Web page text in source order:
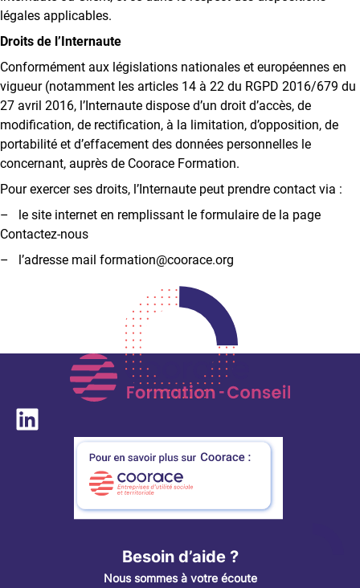
légales applicables.
Droits de l’Internaute
Conformément aux législations nationales et européennes en
vigueur (notamment les articles 14 à 22 du RGPD 2016/679 du
27 avril 2016, l’Internaute dispose d’un droit d’accès, de
modification, de rectification, à la limitation, d’opposition, de
portabilité et d’effacement des données personnelles le
concernant, auprès de Coorace Formation.
Pour exercer ses droits, l’Internaute peut prendre contact via :
– le site internet en remplissant le formulaire de la page
Contactez-nous
– l’adresse mail formation@coorace.org
Besoin d’aide ?
Noussommes à votre écoute